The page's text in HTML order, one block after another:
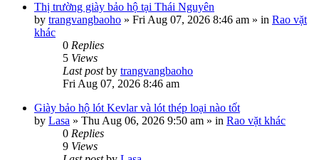
Thị trường giày bảo hộ tại Thái Nguyên
by trangvangbaoho » Fri Aug 07, 2026 8:46 am » in Rao vặt
khác
0 Replies
5 Views
Last postby trangvangbaoho
Fri Aug 07, 2026 8:46 am
Giày bảo hộ lót Kevlar và lót thép loại nào tốt
by Lasa » Thu Aug 06, 2026 9:50 am » in Rao vặt khác
0 Replies
9 Views